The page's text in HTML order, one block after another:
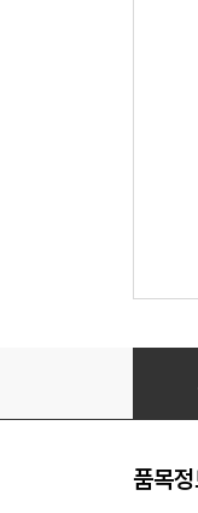
유럽
품목